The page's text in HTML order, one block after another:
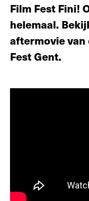
Film Fest Fini!
helemaal.
aftermovie van
Fest Gent.